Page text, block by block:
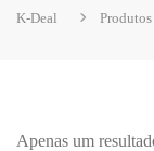
K-Deal Produtos
Apenas um